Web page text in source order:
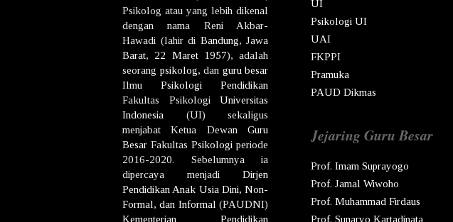
Psikolog atau yang lebih dikenal
dengan nama Reni Akbar-
Hawadi (lahir di Bandung, Jawa
Barat, 22 Maret 1957), adalah
seorang psikolog, dan guru besar
Ilmu Psikologi
Pendidikan
Fakultas Psikologi Universitas
Indonesia (UI) sekaligus
menjabat Ketua Dewan Guru
Besar Fakultas Psikologi periode
2016-2020. Sebelumnya ia
dipercaya menjadi Dirjen
Pendidikan Anak Usia Dini, Non-
Formal, dan Informal (PAUDNI)
Kementerian Pendidikan
UI
Psikologi UI
UAI
FKPPI
Pramuka
PAUD Dikmas
Jejaring Guru Besar
Prof. Imam Suprayogo
Prof. Jamal Wiwoho
Prof. Muhammad Firdaus
Prof. Sunaryo Kartadinata